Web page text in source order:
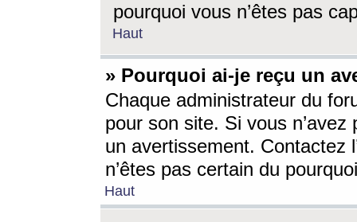
pourquoi vous n’êtes pas
Haut
» Pourquoi ai-je reçu un
Chaque administrateur du
pour son site. Si vous
un avertissement. Contactez
n’êtes pas certain du
Haut